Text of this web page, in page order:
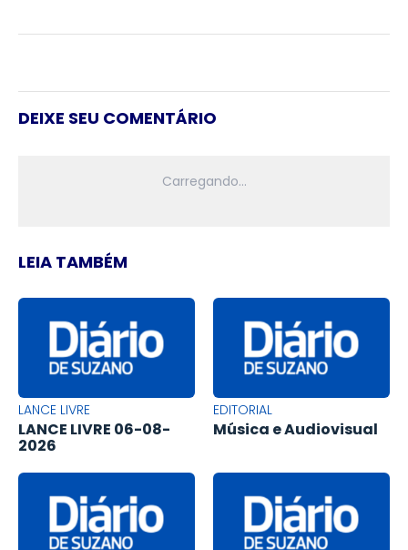
DEIXE SEU COMENTÁRIO
LEIA TAMBÉM
LANCE LIVRE
LANCE LIVRE 06-08-
2026
EDITORIAL
Música e Audiovisual